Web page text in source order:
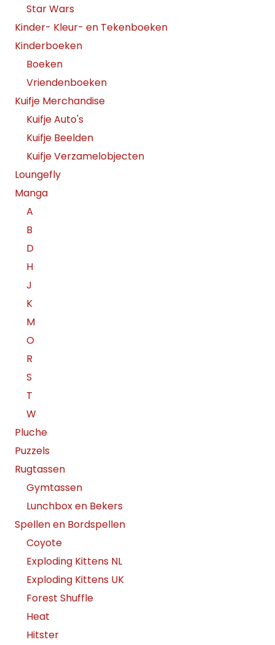
Star Wars
Kinder- Kleur- en Tekenboeken
Kinderboeken
Boeken
Vriendenboeken
Kuifje Merchandise
Kuifje Auto's
Kuifje Beelden
Kuifje Verzamelobjecten
Loungefly
Manga
A
B
D
H
J
K
M
O
R
S
T
W
Pluche
Puzzels
Rugtassen
Gymtassen
Lunchbox en Bekers
Spellen en Bordspellen
Coyote
Exploding Kittens NL
Exploding Kittens UK
Forest Shuffle
Heat
Hitster